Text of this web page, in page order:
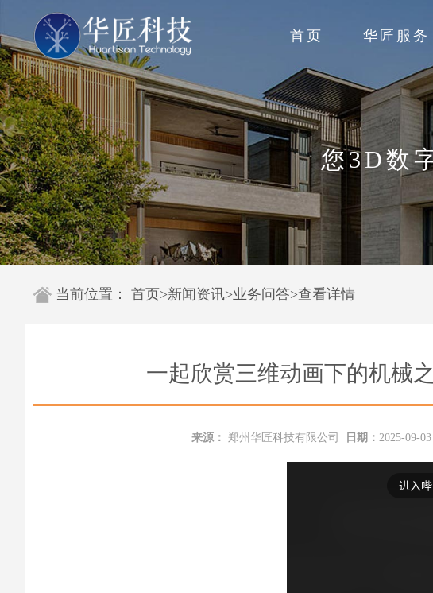
首页 华匠服务
您3D数
当前位置： 首页>新闻资讯>业务问答>查看详情
一起欣赏三维动画下的机械
来源： 郑州华匠科技有限公司 日期： 2025-09-